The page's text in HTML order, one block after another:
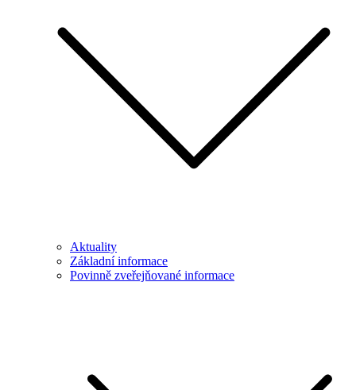
Aktuality
Základní informace
Povinně zveřejňované informace